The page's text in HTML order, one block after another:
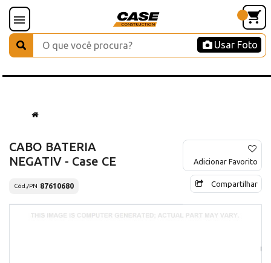
Usar Foto
CABO BATERIA
NEGATIV - Case CE
Cód./PN 87610680
Adicionar Favorito
Compartilhar